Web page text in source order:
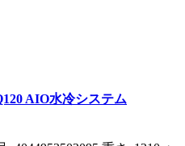
AIO水冷システム